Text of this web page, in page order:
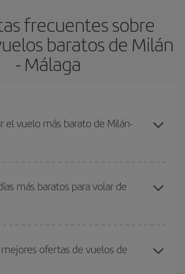
frecuentes sobre
baratos de Milán
- Málaga
el vuelo más barato de Milán-
barato si evitas temporadas altas,
y puedes ser flexible con las fechas y
más baratos para volar de
en nuestro
buscador de vuelos
dónde vuelas, a dónde quieres ir y en qué
ofertas de vuelos de